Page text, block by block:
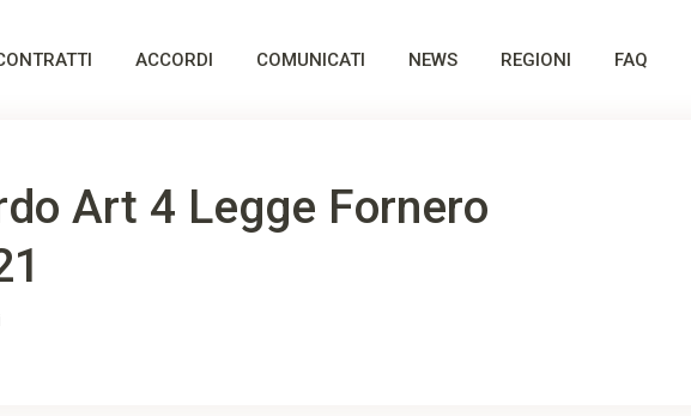
ACCORDI COMUNICATI NEWS REGIONI FAQ
Art 4 Legge Fornero